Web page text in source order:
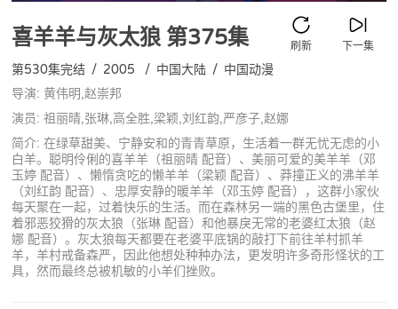
喜羊羊与灰太狼第375集 下一集
刷新
第530集完结 / 2005 / 中国大陆 / 中国动漫
导演: 黄伟明,赵崇邦
演员: 祖丽晴,张琳,高全胜,梁颖,刘红韵,严彦子,赵娜
简介: 在绿草甜美、宁静安和的青青草原，生活着一群无忧无虑的小
白羊。聪明伶俐的喜羊羊（祖丽晴 配音）、美丽可爱的美羊羊（邓
玉婷 配音）、懒惰贪吃的懒羊羊（梁颖 配音）、莽撞正义的沸羊羊
（刘红韵 配音）、忠厚安静的暖羊羊（邓玉婷 配音），这群小家伙
每天聚在一起，过着快乐的生活。而在森林另一端的黑色古堡里，住
着邪恶狡猾的灰太狼（张琳 配音）和他暴戾无常的老婆红太狼（赵
娜 配音）。灰太狼每天都要在老婆平底锅的敲打下前往羊村抓羊
羊，羊村戒备森严，因此他想处种种办法，更发明许多奇形怪状的工
具，然而最终总被机敏的小羊们挫败。